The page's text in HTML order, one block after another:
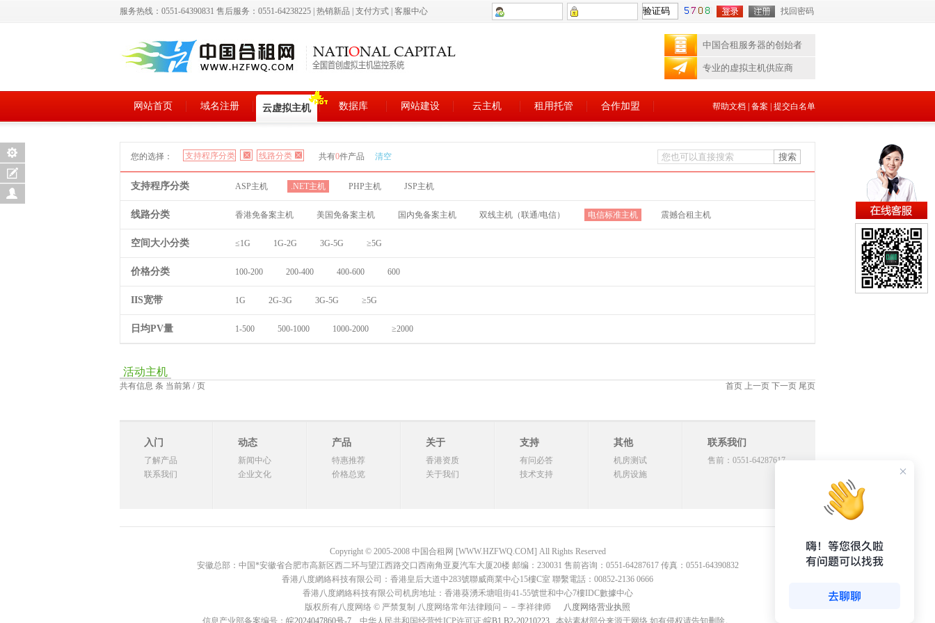
服务热线：0551-64390831 售后服务：0551-64238225 热销新品 支付方式 客服中心 找回密码
中国合租服务器的创始者
专业的虚拟主机供应商
网站首页 域名注册 云虚拟主机 数据库 网站建设 云主机 租用托管 合作加盟 帮助文档 备案 提交白名单
您的选择： 支持程序分类 线路分类 共有0件产品 清空
支持程序分类 ASP主机 .NET主机 PHP主机 JSP主机
线路分类 香港免备案主机 美国免备案主机 国内免备案主机 双线主机（联通/电信） 电信标准主机 震撼合租主机
空间大小分类 ≤1G 1G-2G 3G-5G ≥5G
价格分类 100-200 200-400 400-600 600
IIS宽带 1G 2G-3G 3G-5G ≥5G
日均PV量 1-500 500-1000 1000-2000 ≥2000
活动主机
共有信息 条 当前第 / 页 首页 上一页 下一页 尾页
入门
了解产品
联系我们
动态
新闻中心
企业文化
产品
特惠推荐
价格总览
关于
香港资质
关于我们
支持
有问必答
技术支持
其他
机房测试
机房设施
联系我们
售前：0551-64287617
Copyright © 2005-2008 中国合租网 [WWW.HZFWQ.COM] All Rights Reserved
安徽总部：中国*安徽省合肥市高新区西二环与望江西路交口西南角亚夏汽车大厦20楼 邮编：230031 售前咨询：0551-64287617 传真：0551-64390832
香港八度網絡科技有限公司：香港皇后大道中283號聯威商業中心15樓C室 聯繫電話：00852-2136 0666
香港八度網絡科技有限公司机房地址：香港葵湧禾塘咀街41-55號世和中心7樓IDC數據中心
版权所有八度网络 © 严禁复制 八度网络常年法律顾问－－李祥律师 八度网络营业执照
信息产业部备案编号： 皖2024047860号-7中华人民共和国经营性ICP许可证:皖B1.B2-20210223, 本站素材部分来源于网络,如有侵权请告知删除。